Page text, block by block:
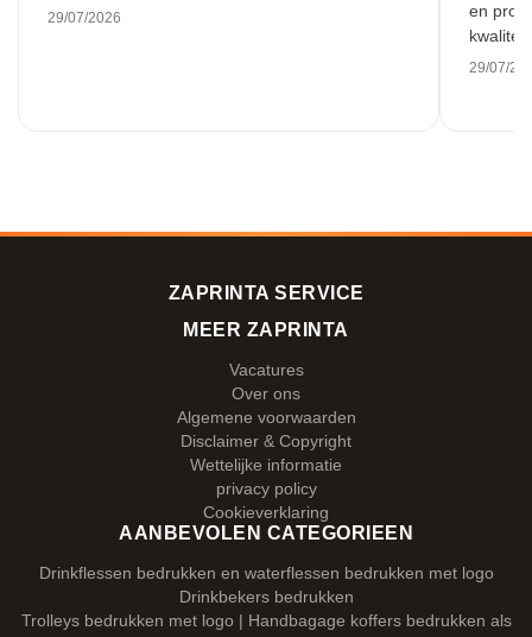
29/07/2026
en
29/07/
ZAPRINTA SERVICE
MEER ZAPRINTA
Vacatures
Over ons
Algemene voorwaarden
Disclaimer & Copyright
Wettelijke informatie
privacy policy
Cookieverklaring
AANBEVOLEN CATEGORIEEN
Drinkflessen bedrukken en waterflessen bedrukken met logo
Drinkbekers bedrukken
Trolleys bedrukken met logo | Handbagage koffers bedrukken als